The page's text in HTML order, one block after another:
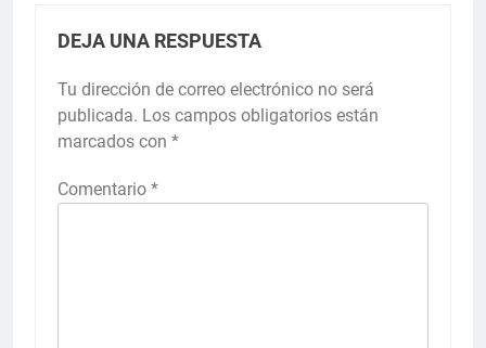
DEJA UNA RESPUESTA
Tu dirección de correo electrónico no será
publicada. Los campos obligatorios están
marcados con *
Comentario *